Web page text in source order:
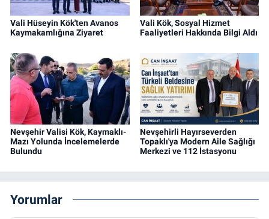
Vali Hüseyin Kök'ten Avanos
Kaymakamlığına Ziyaret
Vali Kök, Sosyal Hizmet
Faaliyetleri Hakkında Bilgi Aldı
Nevşehir Valisi Kök, Kaymaklı-
Mazı Yolunda İncelemelerde
Bulundu
Nevşehirli Hayırseverden
Topaklı'ya Modern Aile Sağlığı
Merkezi ve 112 İstasyonu
Yorumlar